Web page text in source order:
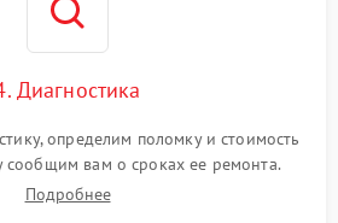
Диагностика
определим поломку и стоимость
сообщим вам о сроках ее ремонта.
Подробнее